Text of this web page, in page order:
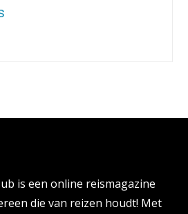
is een online reismagazine
die van reizen houdt! Met